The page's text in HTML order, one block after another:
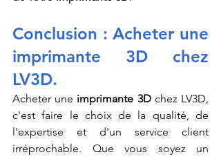
Conclusion : Acheter une
imprimante 3D chez
LV3D.
Acheter une imprimante 3D chez LV3D,
c'est faire le choix de la qualité, de
l'expertise et d'un service client
irréprochable. Que vous soyez un